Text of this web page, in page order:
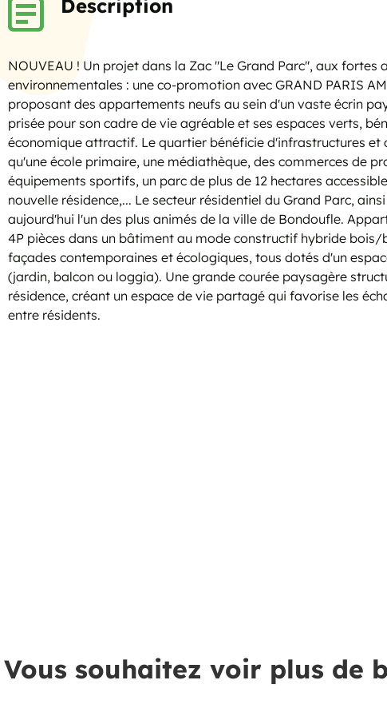
Description
NOUVEAU ! Un projet dans la Zac "Le Grand Parc", aux fortes
environnementales : une co-promotion avec GRAND PARIS
proposant des appartements neufs au sein d'un vaste écrin
prisée pour son cadre de vie agréable et ses espaces verts,
économique attractif. Le quartier bénéficie d'infrastructures et
qu'une école primaire, une médiathèque, des commerces de
équipements sportifs, un parc de plus de 12 hectares
nouvelle résidence,... Le secteur résidentiel du Grand Parc,
aujourd'hui l'un des plus animés de la ville de Bondoufle.
4P pièces dans un bâtiment au mode constructif hybride bois/
façades contemporaines et écologiques, tous dotés d'un
(jardin, balcon ou loggia). Une grande courée paysagère
résidence, créant un espace de vie partagé qui favorise les
entre résidents.
Vous souhaitez voir plus de